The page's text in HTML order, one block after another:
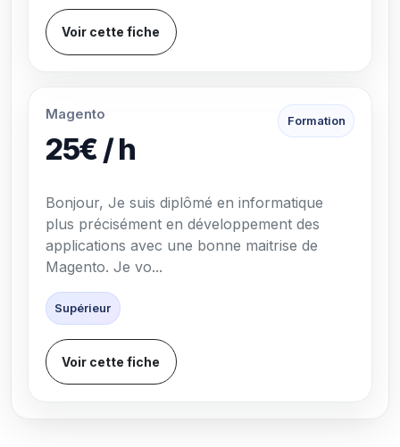
Voir cette fiche
Magento
25€ / h
Formation
Bonjour, Je suis diplômé en informatique
plus précisément en développement des
applications avec une bonne maitrise de
Magento. Je vo...
Supérieur
Voir cette fiche